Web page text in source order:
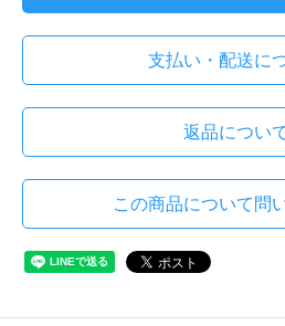
支払い・配送に
返品につい
この商品について問